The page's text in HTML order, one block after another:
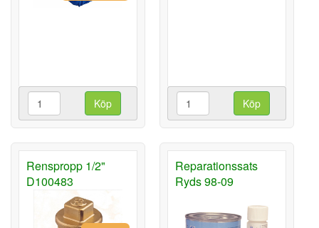
Köp Köp
Renspropp 1/2"
D100483
Reparationssats
Ryds 98-09